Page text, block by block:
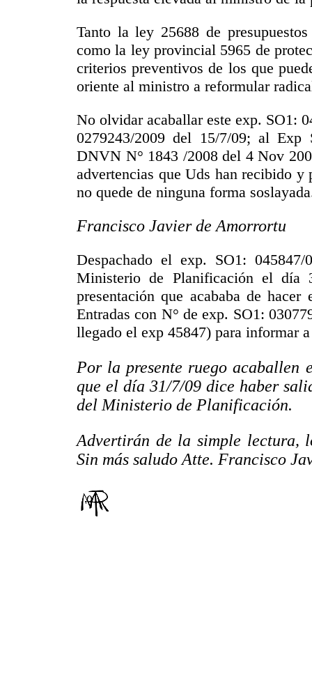
Tanto la ley 25688 de
como la ley provincial 5965 de
criterios preventivos de los que
oriente al ministro a reformular
No olvidar acaballar este exp. SO1:
0279243/2009 del 15/7/09; al
DNVN N° 1843 /2008 del 4 Nov
advertencias que Uds han recibido
no quede de ninguna forma
Francisco Javier de Amorrortu
Despachado el exp. SO1:
Ministerio de Planificación el día
presentación que acababa de
Entradas con N° de exp. SO1:
llegado el exp 45847) para informar
Por la presente ruego acaballen
que el día 31/7/09 dice haber
del Ministerio de Planificación.
Advertirán de la simple lectura,
Sin más saludo Atte. Francisco